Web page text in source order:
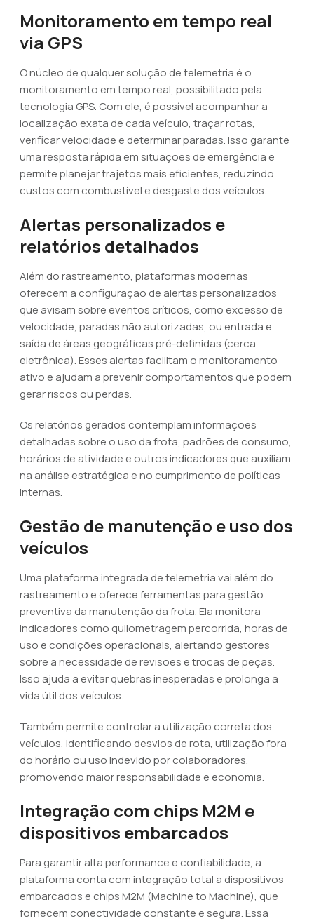
Monitoramento em tempo real
via GPS
O núcleo de qualquer solução de telemetria é o
monitoramento em tempo real, possibilitado pela
tecnologia GPS. Com ele, é possível acompanhar a
localização exata de cada veículo, traçar rotas,
verificar velocidade e determinar paradas. Isso garante
uma resposta rápida em situações de emergência e
permite planejar trajetos mais eficientes, reduzindo
custos com combustível e desgaste dos veículos.
Alertas personalizados e
relatórios detalhados
Além do rastreamento, plataformas modernas
oferecem a configuração de alertas personalizados
que avisam sobre eventos críticos, como excesso de
velocidade, paradas não autorizadas, ou entrada e
saída de áreas geográficas pré-definidas (cerca
eletrônica). Esses alertas facilitam o monitoramento
ativo e ajudam a prevenir comportamentos que podem
gerar riscos ou perdas.
Os relatórios gerados contemplam informações
detalhadas sobre o uso da frota, padrões de consumo,
horários de atividade e outros indicadores que auxiliam
na análise estratégica e no cumprimento de políticas
internas.
Gestão de manutenção e uso dos
veículos
Uma plataforma integrada de telemetria vai além do
rastreamento e oferece ferramentas para gestão
preventiva da manutenção da frota. Ela monitora
indicadores como quilometragem percorrida, horas de
uso e condições operacionais, alertando gestores
sobre a necessidade de revisões e trocas de peças.
Isso ajuda a evitar quebras inesperadas e prolonga a
vida útil dos veículos.
Também permite controlar a utilização correta dos
veículos, identificando desvios de rota, utilização fora
do horário ou uso indevido por colaboradores,
promovendo maior responsabilidade e economia.
Integração com chips M2M e
dispositivos embarcados
Para garantir alta performance e confiabilidade, a
plataforma conta com integração total a dispositivos
embarcados e chips M2M (Machine to Machine), que
fornecem conectividade constante e segura. Essa